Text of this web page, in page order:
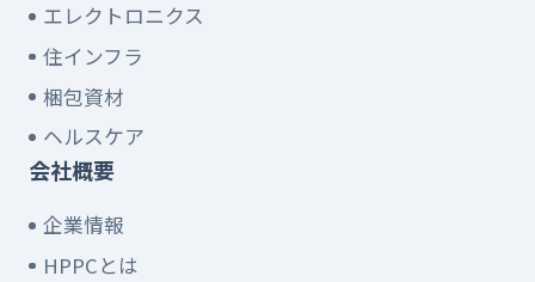
エレクトロニクス
住インフラ
梱包資材
ヘルスケア
会社概要
企業情報
HPPCとは